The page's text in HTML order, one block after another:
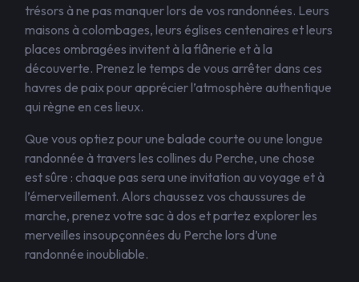
trésors à ne pas manquer lors de vos randonnées. Leurs
maisons à colombages, leurs églises centenaires et leurs
places ombragées invitent à la flânerie et à la
découverte. Prenez le temps de vous arrêter dans ces
havres de paix pour apprécier l’atmosphère authentique
qui règne en ces lieux.
Que vous optiez pour une balade courte ou une longue
randonnée à travers les collines du Perche, une chose
est sûre : chaque pas sera une invitation au voyage et à
l’émerveillement. Alors chaussez vos chaussures de
marche, prenez votre sac à dos et partez explorer les
merveilles insoupçonnées du Perche lors d’une
randonnée inoubliable.